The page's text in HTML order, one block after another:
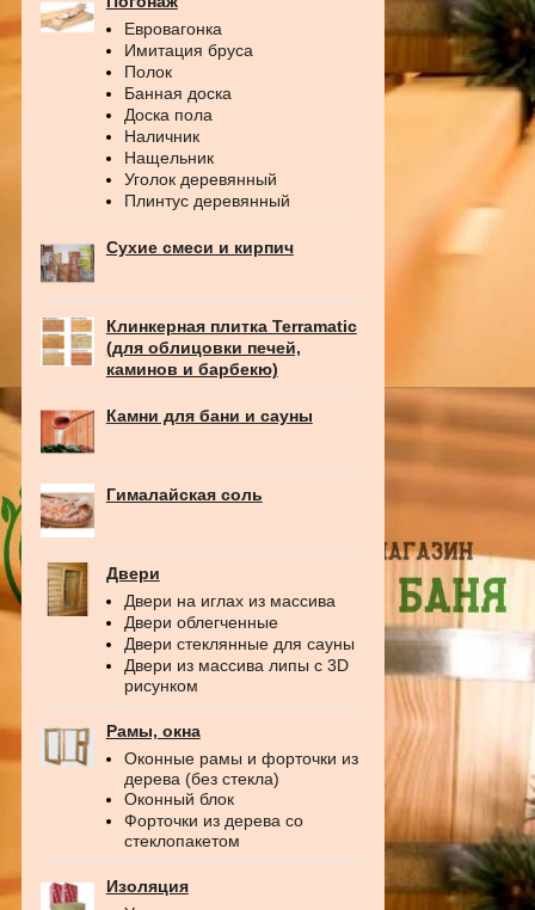
Евровагонка
Имитация бруса
Полок
Банная доска
Доска пола
Наличник
Нащельник
Уголок деревянный
Плинтус деревянный
Сухие смеси и кирпич
Клинкерная плитка Terramatic
(для облицовки печей,
каминов и барбекю)
Камни для бани и сауны
Гималайская соль
Двери
Двери на иглах из массива
Двери облегченные
Двери стеклянные для сауны
Двери из массива липы с 3D
рисунком
Рамы, окна
Оконные рамы и форточки из
дерева (без стекла)
Оконный блок
Форточки из дерева со
стеклопакетом
Изоляция